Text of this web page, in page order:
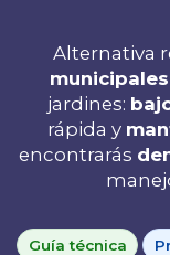
Alternativa
municipales
jardines:
rápida y
encontrarás
Guía técnica